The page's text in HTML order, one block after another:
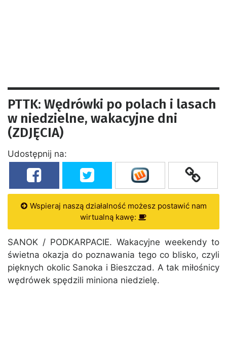
PTTK: Wędrówki po polach i lasach
w niedzielne, wakacyjne dni
(ZDJĘCIA)
Udostępnij na:
Wspieraj naszą działalność możesz postawić nam
wirtualną kawę:
SANOK / PODKARPACIE. Wakacyjne weekendy to
świetna okazja do poznawania tego co blisko, czyli
pięknych okolic Sanoka i Bieszczad. A tak miłośnicy
wędrówek spędzili miniona niedzielę.